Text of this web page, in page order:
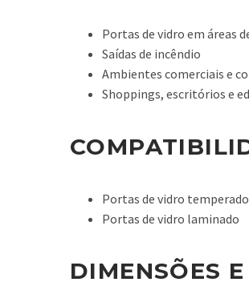
Portas de vidro em áreas
Saídas de incêndio
Ambientes comerciais e
Shoppings, escritórios e
Portas de vidro temperado
Portas de vidro laminado
DIMENSÕES